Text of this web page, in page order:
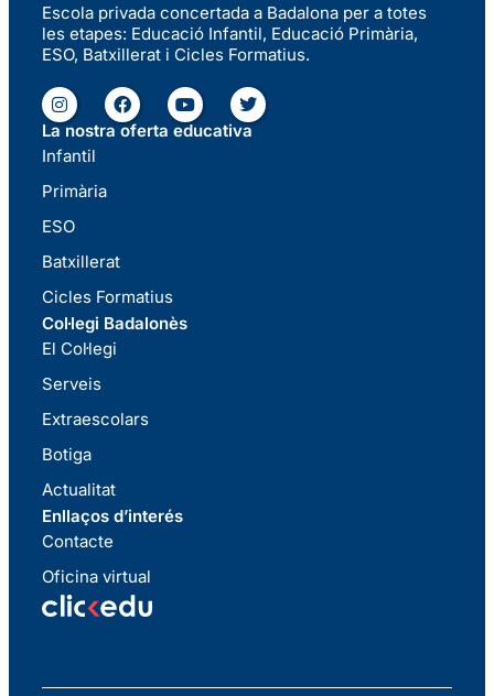
Escola privada concertada a Badalona per a totes
les etapes: Educació Infantil, Educació Primària,
ESO, Batxillerat i Cicles Formatius.
La nostra oferta educativa
Infantil
Primària
ESO
Batxillerat
Cicles Formatius
Col·legi Badalonès
El Col·legi
Serveis
Extraescolars
Botiga
Actualitat
Enllaços d’interés
Contacte
Oficina virtual